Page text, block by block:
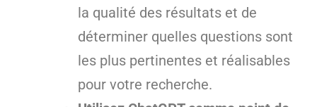
la qualité des résultats et de
déterminer quelles questions sont
les plus pertinentes et réalisables
pour votre recherche.